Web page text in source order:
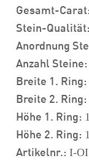
Gesamt-Carat:
Stein-Qualität:
Anordnung
Anzahl Steine:
Breite 1. Ring:
Breite 2. Ring:
Höhe 1. Ring:
Höhe 2. Ring:
Artikelnr.: I-